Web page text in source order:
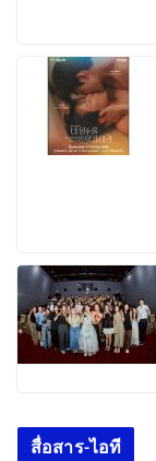
สื่อสาร-ไอที